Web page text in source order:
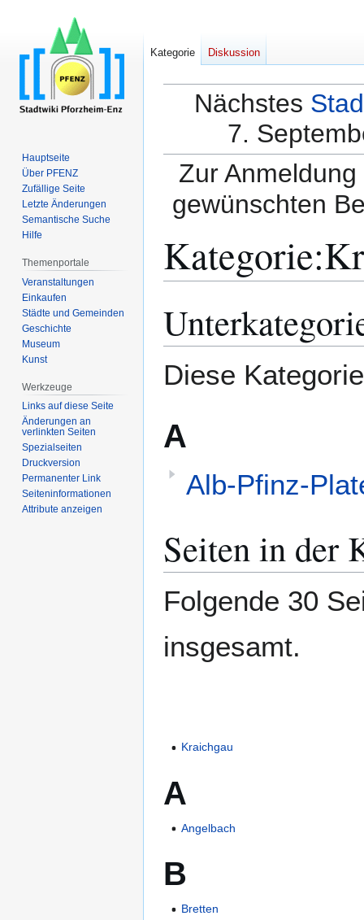
Nächstes
7.
Zur
gewünschten
Kategorie:
Navigation
Suche
Diese
A
Alb-Pfinz-
Seiten in der
Folgende 30
insgesamt.
Kraichgau
A
Angelbach
B
Bretten
Kategorie Diskussion
Hauptseite
Über PFENZ
Zufällige Seite
Letzte Änderungen
Semantische Suche
Hilfe
Themenportale
Veranstaltungen
Einkaufen
Städte und Gemeinden
Geschichte
Museum
Kunst
Werkzeuge
Links auf diese Seite
Änderungen an
verlinkten Seiten
Spezialseiten
Druckversion
Permanenter Link
Seiten­­informationen
Attribute anzeigen